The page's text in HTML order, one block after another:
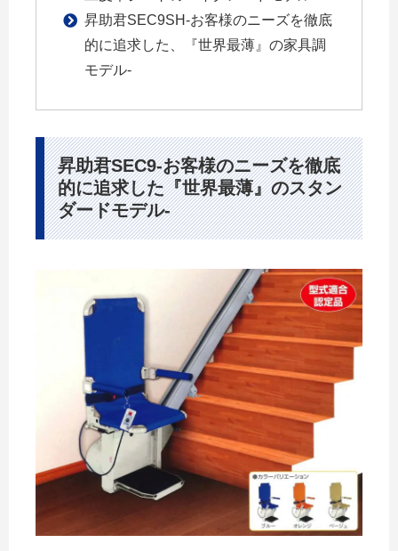
昇助君SEC9SH-お客様のニーズを徹底
的に追求した、『世界最薄』の家具調
モデル-
昇助君SEC9-お客様のニーズを徹底
的に追求した『世界最薄』のスタン
ダードモデル-